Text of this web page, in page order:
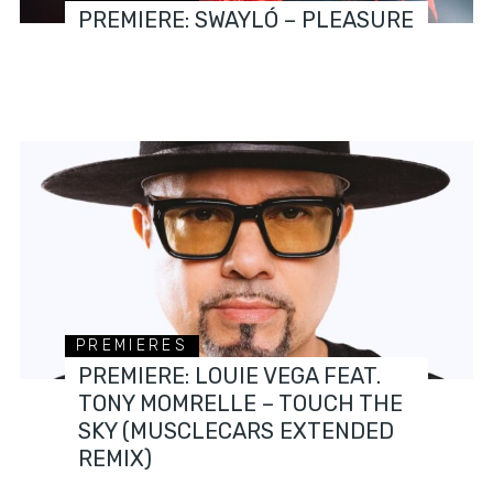
PREMIERE: SWAYLÓ – PLEASURE
PREMIERES
PREMIERE: LOUIE VEGA FEAT.
TONY MOMRELLE – TOUCH THE
SKY (MUSCLECARS EXTENDED
REMIX)